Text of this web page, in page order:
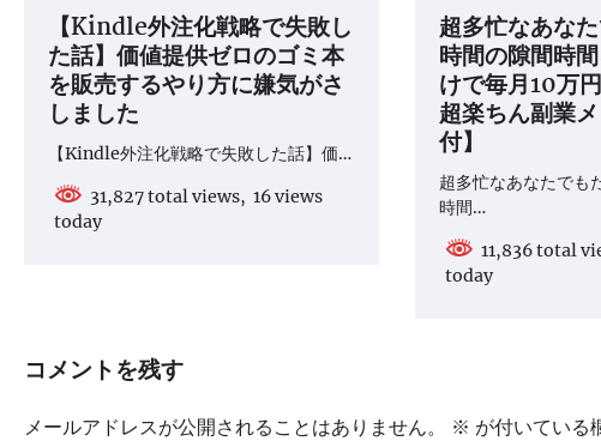
【Kindle外注化戦略で失敗し
た話】価値提供ゼロのゴミ本
を販売するやり方に嫌気がさ
しました
【Kindle外注化戦略で失敗した話】価…
31,827 total views, 16 views
today
超多忙なあな
時間の隙間時
けで毎月10万
超楽ちん副業
付】
超多忙なあなたでも
時間…
11,836 total
today
コメントを残す
メールアドレスが公開されることはありません。 ※ が付いている